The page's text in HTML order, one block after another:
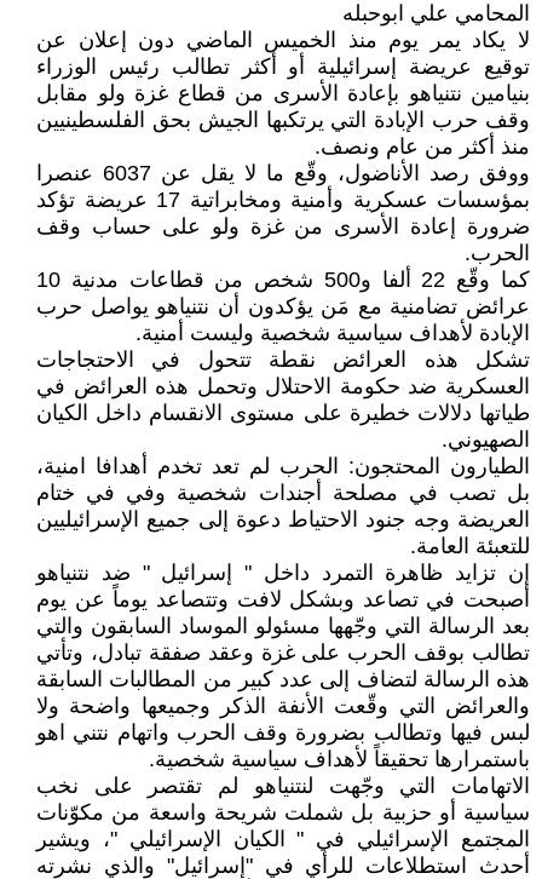
المحامي علي ابوحبله
لا يكاد يمر يوم منذ الخميس الماضي دون إعلان عن
توقيع عريضة إسرائيلية أو أكثر تطالب رئيس الوزراء
بنيامين نتنياهو بإعادة الأسرى من قطاع غزة ولو مقابل
وقف حرب الإبادة التي يرتكبها الجيش بحق الفلسطينيين
منذ أكثر من عام ونصف.
ووفق رصد الأناضول، وقّع ما لا يقل عن 6037 عنصرا
بمؤسسات عسكرية وأمنية ومخابراتية 17 عريضة تؤكد
ضرورة إعادة الأسرى من غزة ولو على حساب وقف
الحرب.
كما وقّع 22 ألفا و500 شخص من قطاعات مدنية 10
عرائض تضامنية مع مَن يؤكدون أن نتنياهو يواصل حرب
الإبادة لأهداف سياسية شخصية وليست أمنية.
تشكل هذه العرائض نقطة تتحول في الاحتجاجات
العسكرية ضد حكومة الاحتلال وتحمل هذه العرائض في
طياتها دلالات خطيرة على مستوى الانقسام داخل الكيان
الصهيوني.
الطيارون المحتجون: الحرب لم تعد تخدم أهدافا امنية،
بل تصب في مصلحة أجندات شخصية وفي في ختام
العريضة وجه جنود الاحتياط دعوة إلى جميع الإسرائيليين
للتعبئة العامة.
إن تزايد ظاهرة التمرد داخل " إسرائيل " ضد نتنياهو
أصبحت في تصاعد وبشكل لافت وتتصاعد يوماً عن يوم
بعد الرسالة التي وجّهها مسئولو الموساد السابقون والتي
تطالب بوقف الحرب على غزة وعقد صفقة تبادل، وتأتي
هذه الرسالة لتضاف إلى عدد كبير من المطالبات السابقة
والعرائض التي وقّعت الأنفة الذكر وجميعها واضحة ولا
لبس فيها وتطالب بضرورة وقف الحرب واتهام نتني اهو
باستمرارها تحقيقاً لأهداف سياسية شخصية.
الاتهامات التي وجّهت لنتنياهو لم تقتصر على نخب
سياسية أو حزبية بل شملت شريحة واسعة من مكوّنات
المجتمع الإسرائيلي في " الكيان الإسرائيلي "، ويشير
أحدث استطلاعات للرأي في "إسرائيل" والذي نشرته